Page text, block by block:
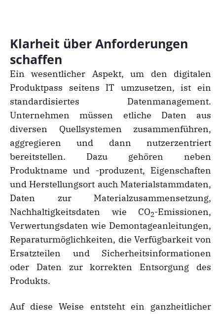
Klarheit über Anforderungen
schaffen
Ein wesentlicher Aspekt, um den digitalen
Produktpass seitens IT umzusetzen, ist ein
standardisiertes Datenmanagement.
Unternehmen müssen etliche Daten aus
diversen Quellsystemen zusammenführen,
aggregieren und dann nutzerzentriert
bereitstellen. Dazu gehören neben
Produktname und -produzent, Eigenschaften
und Herstellungsort auch Materialstammdaten,
Daten zur Materialzusammensetzung,
Nachhaltigkeitsdaten wie CO2-Emissionen,
Verwertungsdaten wie Demontageanleitungen,
Reparaturmöglichkeiten, die Verfügbarkeit von
Ersatzteilen und Sicherheitsinformationen
oder Daten zur korrekten Entsorgung des
Produkts.
Auf diese Weise entsteht ein ganzheitlicher